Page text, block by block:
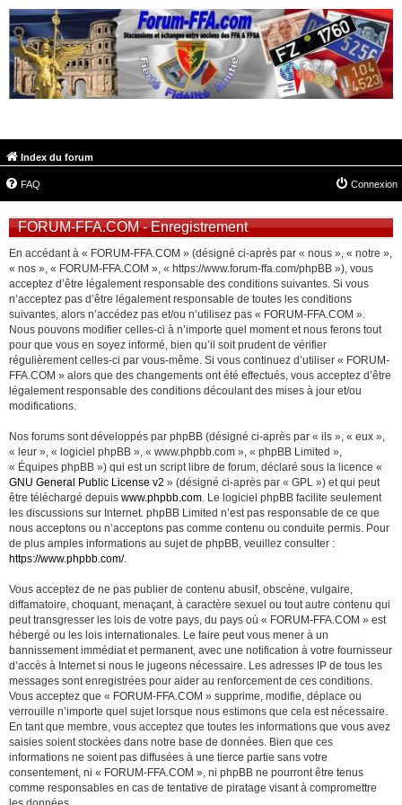
Index du forum
FAQ Connexion
FORUM-FFA.COM - Enregistrement
En accédant à « FORUM-FFA.COM » (désigné ci-après par « nous », « notre »,
« nos », « FORUM-FFA.COM », « https://www.forum-ffa.com/phpBB »), vous
acceptez d’être légalement responsable des conditions suivantes. Si vous
n’acceptez pas d’être légalement responsable de toutes les conditions
suivantes, alors n’accédez pas et/ou n’utilisez pas « FORUM-FFA.COM ».
Nous pouvons modifier celles-ci à n’importe quel moment et nous ferons tout
pour que vous en soyez informé, bien qu’il soit prudent de vérifier
régulièrement celles-ci par vous-même. Si vous continuez d’utiliser « FORUM-
FFA.COM » alors que des changements ont été effectués, vous acceptez d’être
légalement responsable des conditions découlant des mises à jour et/ou
modifications.
Nos forums sont développés par phpBB (désigné ci-après par « ils », « eux »,
« leur », « logiciel phpBB », « www.phpbb.com », « phpBB Limited »,
« Équipes phpBB ») qui est un script libre de forum, déclaré sous la licence «
GNU General Public License v2 » (désigné ci-après par « GPL ») et qui peut
être téléchargé depuis www.phpbb.com . Le logiciel phpBB facilite seulement
les discussions sur Internet. phpBB Limited n’est pas responsable de ce que
nous acceptons ou n’acceptons pas comme contenu ou conduite permis. Pour
de plus amples informations au sujet de phpBB, veuillez consulter :
https://www.phpbb.com/.
Vous acceptez de ne pas publier de contenu abusif, obscène, vulgaire,
diffamatoire, choquant, menaçant, à caractère sexuel ou tout autre contenu qui
peut transgresser les lois de votre pays, du pays où « FORUM-FFA.COM » est
hébergé ou les lois internationales. Le faire peut vous mener à un
bannissement immédiat et permanent, avec une notification à votre fournisseur
d’accès à Internet si nous le jugeons nécessaire. Les adresses IP de tous les
messages sont enregistrées pour aider au renforcement de ces conditions.
Vous acceptez que « FORUM-FFA.COM » supprime, modifie, déplace ou
verrouille n’importe quel sujet lorsque nous estimons que cela est nécessaire.
En tant que membre, vous acceptez que toutes les informations que vous avez
saisies soient stockées dans notre base de données. Bien que ces
informations ne soient pas diffusées à une tierce partie sans votre
consentement, ni « FORUM-FFA.COM », ni phpBB ne pourront être tenus
comme responsables en cas de tentative de piratage visant à compromettre